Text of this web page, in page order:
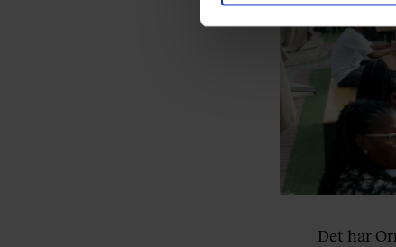
Du kan til enhver tid
brug af cookies,
privatlivspolitik
Det har